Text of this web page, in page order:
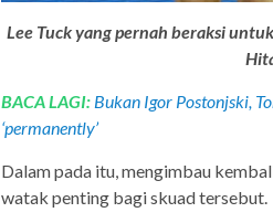
Lee Tuck yang pernah beraksi
BACA LAGI: Bukan Igor Postonjski,
‘permanently’
Dalam pada itu, mengimbau
watak penting bagi skuad tersebut.